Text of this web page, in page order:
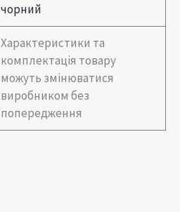
чорний
Характеристики та
комплектація товару
можуть змінюватися
виробником без
попередження